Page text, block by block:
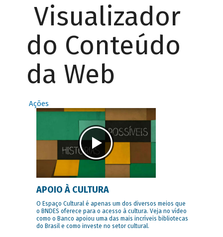
Visualizador
do Conteúdo
da Web
Ações
APOIO À CULTURA
O Espaço Cultural é apenas um dos diversos meios que
o BNDES oferece para o acesso à cultura. Veja no vídeo
como o Banco apoiou uma das mais incríveis bibliotecas
do Brasil e como investe no setor cultural.